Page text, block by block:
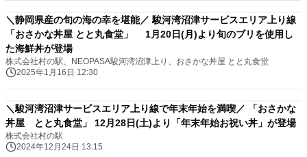
＼静岡県産の旬の海の幸を堪能／ 駿河湾沼津サービスエリア上り線
「おさかな丼屋 とと丸食堂」 1月20日(月)より旬のブリを使用し
た海鮮丼が登場
株式会社村の駅、NEOPASA駿河湾沼津上り、おさかな丼屋 とと丸食堂
2025年1月16日 12:30
＼駿河湾沼津サービスエリア上り線で年末年始を満喫／ 「おさかな
丼屋 とと丸食堂」 12月28日(土)より「年末年始お祝い丼」が登場
株式会社村の駅
2024年12月24日 13:15